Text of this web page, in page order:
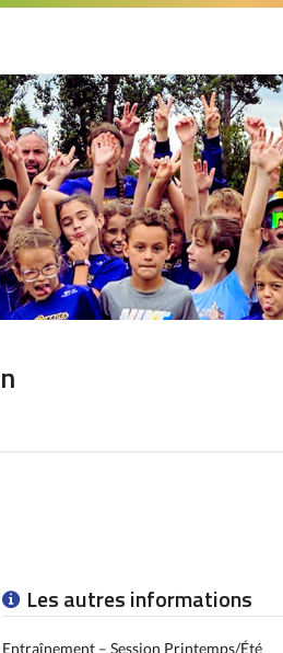
Les autres informations
Entraînement – Session Printemps/Été